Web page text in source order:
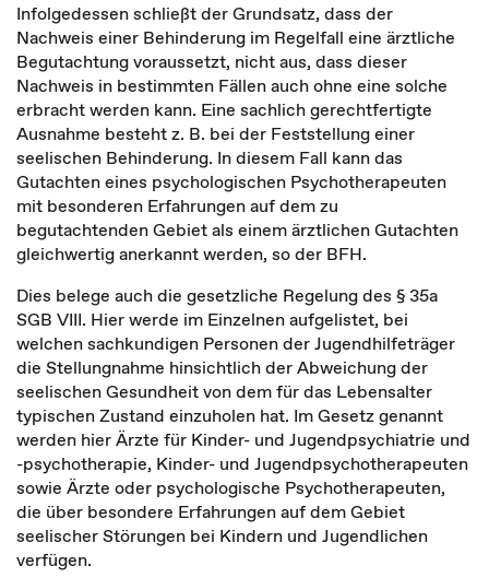
Infolgedessen schließt der Grundsatz, dass der
Nachweis einer Behinderung im Regelfall eine ärztliche
Begutachtung voraussetzt, nicht aus, dass dieser
Nachweis in bestimmten Fällen auch ohne eine solche
erbracht werden kann. Eine sachlich gerechtfertigte
Ausnahme besteht z. B. bei der Feststellung einer
seelischen Behinderung. In diesem Fall kann das
Gutachten eines psychologischen Psychotherapeuten
mit besonderen Erfahrungen auf dem zu
begutachtenden Gebiet als einem ärztlichen Gutachten
gleichwertig anerkannt werden, so der BFH.
Dies belege auch die gesetzliche Regelung des § 35a
SGB VIII. Hier werde im Einzelnen aufgelistet, bei
welchen sachkundigen Personen der Jugendhilfeträger
die Stellungnahme hinsichtlich der Abweichung der
seelischen Gesundheit von dem für das Lebensalter
typischen Zustand einzuholen hat. Im Gesetz genannt
werden hier Ärzte für Kinder- und Jugendpsychiatrie und
-psychotherapie, Kinder- und Jugendpsychotherapeuten
sowie Ärzte oder psychologische Psychotherapeuten,
die über besondere Erfahrungen auf dem Gebiet
seelischer Störungen bei Kindern und Jugendlichen
verfügen.